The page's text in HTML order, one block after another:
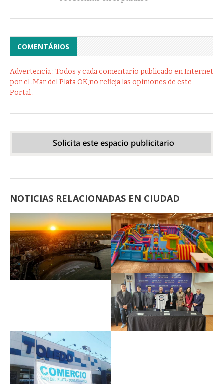
COMENTÁRIOS
Advertencia : Todos y cada comentario publicado en Internet
por el .Mar del Plata OK,no refleja las opiniones de este
Portal .
NOTICIAS RELACIONADAS EN CIUDAD